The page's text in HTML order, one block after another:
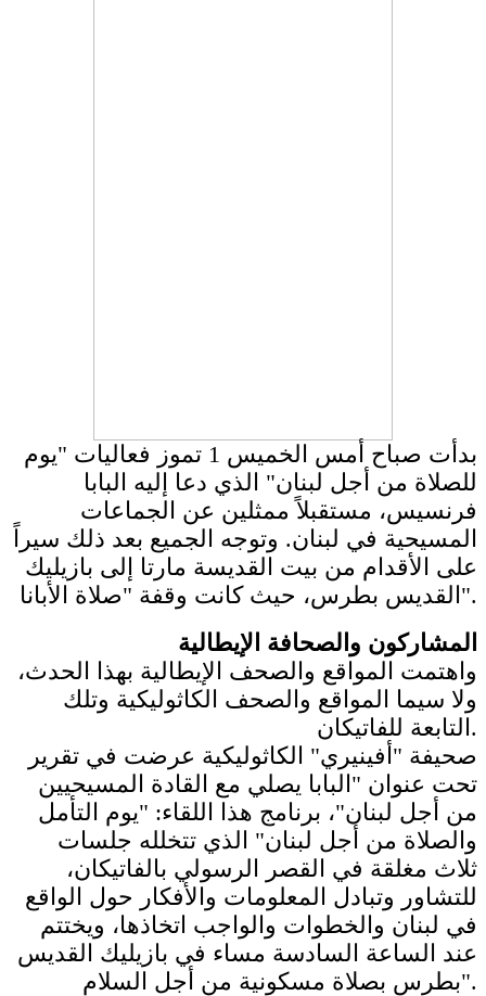
بدأت صباح أمس الخميس 1 تموز فعاليات "يوم
للصلاة من أجل لبنان" الذي دعا إليه البابا
فرنسيس، مستقبلاً ممثلين عن الجماعات
المسيحية في لبنان. وتوجه الجميع بعد ذلك سيراً
على الأقدام من بيت القديسة مارتا إلى بازيليك
القديس بطرس، حيث كانت وقفة "صلاة الأبانا".
المشاركون والصحافة الإيطالية
واهتمت المواقع والصحف الإيطالية بهذا الحدث،
ولا سيما المواقع والصحف الكاثوليكية وتلك
التابعة للفاتيكان.
صحيفة "أفينيري" الكاثوليكية عرضت في تقرير
تحت عنوان "البابا يصلي مع القادة المسيحيين
من أجل لبنان"، برنامج هذا اللقاء: "يوم التأمل
والصلاة من أجل لبنان" الذي تتخلله جلسات
ثلاث مغلقة في القصر الرسولي بالفاتيكان،
للتشاور وتبادل المعلومات والأفكار حول الواقع
في لبنان والخطوات والواجب اتخاذها، ويختتم
عند الساعة السادسة مساء في بازيليك القديس
بطرس بصلاة مسكونية من أجل السلام".